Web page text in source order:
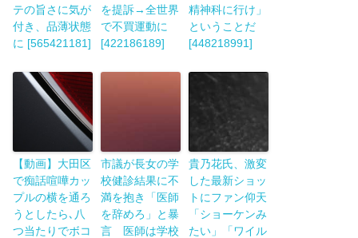
テの旨さに気が
付き、品薄状態
に [565421181]
を提訴→全世界
で不買運動に
[422186189]
精神科に行け」
ということだ
[448218991]
【動画】大田区
で痴話喧嘩カッ
プルの横を通ろ
うとしたら､八
つ当たりでボコ
市議が長女の学
校健診結果に不
満を抱き「医師
を辞めろ」と暴
言 医師は学校
貴乃花氏、激変
した最新ショッ
トにファン仰天
「ショーケンみ
たい」「ワイル